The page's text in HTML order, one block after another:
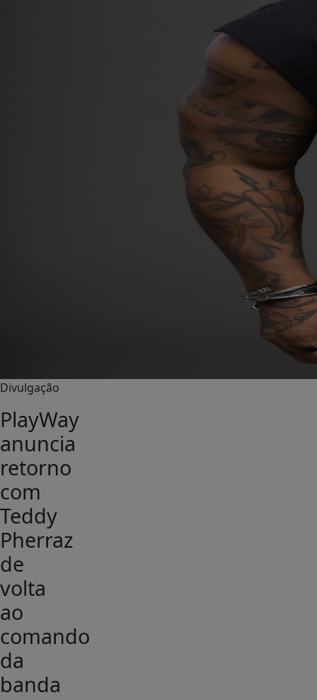
Divulgação
PlayWay
anuncia
retorno
com
Teddy
Pherraz
de
volta
ao
comando
da
banda